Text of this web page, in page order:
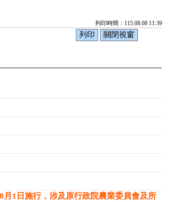
列印時間：115.08.08 11:39
1日施行，涉及原行政院農業委員會及所